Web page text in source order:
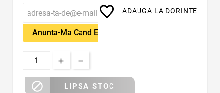
Anunta-Ma Cand Este Disponibil
favorite_border ADAUGA LA DORINTE
 LIPSA STOC